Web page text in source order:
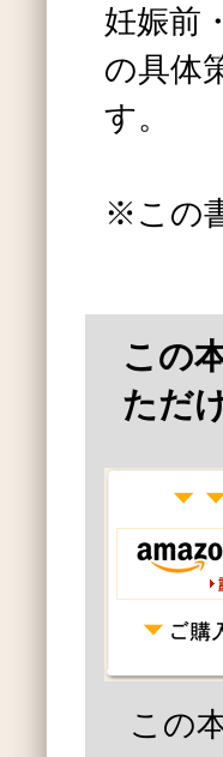
妊娠前
の具体
す。
※この
この
ただ
この